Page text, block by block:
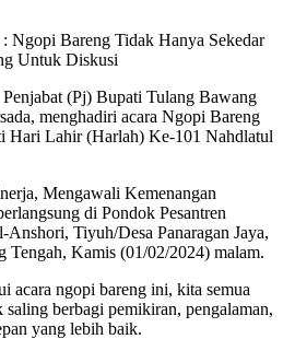
Ngopi Bareng Tidak Hanya Sekedar
Untuk Diskusi
Penjabat (Pj) Bupati Tulang Bawang
menghadiri acara Ngopi Bareng
Hari Lahir (Harlah) Ke-101 Nahdlatul
Mengawali Kemenangan
di Pondok Pesantren
Tiyuh/Desa Panaragan Jaya,
Tengah, Kamis (01/02/2024) malam.
acara ngopi bareng ini, kita semua
berbagi pemikiran, pengalaman,
yang lebih baik.